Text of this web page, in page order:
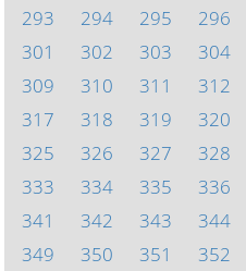
293
294 295 296
301
302 303 304
309
310 311 312
317
318 319 320
325
326 327 328
333
334 335 336
341
342 343 344
349
350 351 352